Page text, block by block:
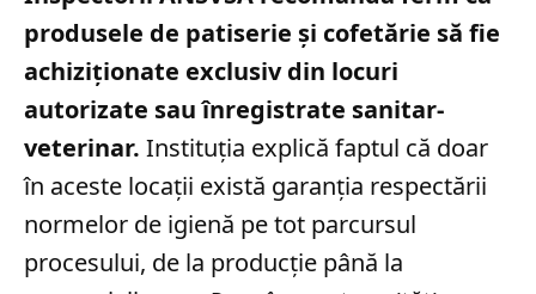
produsele de patiserie și cofetărie să fie
achiziționate exclusiv din locuri
autorizate sau înregistrate sanitar-
veterinar. Instituția explică faptul că doar
în aceste locații există garanția respectării
normelor de igienă pe tot parcursul
procesului, de la producție până la